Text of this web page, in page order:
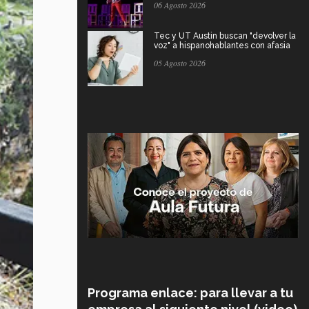
06 Agosto 2026
Tec y UT Austin buscan "devolver la
voz" a hispanohablantes con afasia
05 Agosto 2026
Programa enlace: para llevar a tu